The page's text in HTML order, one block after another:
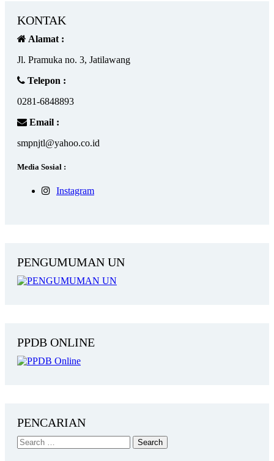
KONTAK
Alamat :
Jl. Pramuka no. 3, Jatilawang
Telepon :
0281-6848893
Email :
smpnjtl@yahoo.co.id
Media Sosial :
Instagram
PENGUMUMAN UN
PPDB ONLINE
PENCARIAN